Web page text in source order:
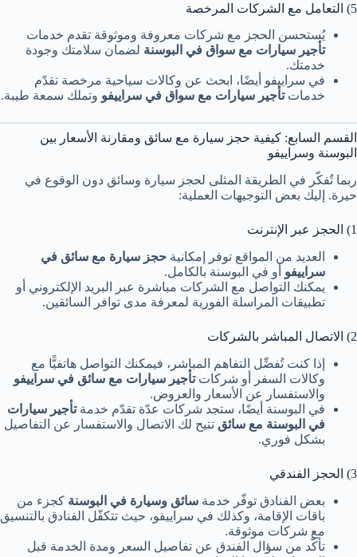
5) التعامل مع الشركات المرخصة
يُستحسن الحجز مع شركات معروفة وموثوقة تقدم خدمات
تأجير سيارات مع سواق في البوسنة لضمان سلامتك وجودة
خدمتك.
في سراييفو أيضًا، ابحث عن وكالات سياحية مرخصة تقدّم
خدماتتأجير سيارات مع سواق في سراييفو وتملك سمعة طيبة.
القسم السابع: كيفية حجز سيارة مع سائق ومقارنة الأسعار بين
البوسنة وسراييفو
ربما تُفكّر في الطريقة المثلى لحجز سيارة وسائق دون الوقوع في
حيرة. إليك بعض التوجيهات العملية:
1) الحجز عبر الإنترنت
العديد من المواقع توفر إمكانية حجز سيارة مع سائق في
سراييفو أو في البوسنة بالكامل.
يمكنك التواصل مع الشركات مباشرة عبر البريد الإلكتروني أو
تطبيقات المراسلة الفورية لمعرفة مدى توافر السائقين.
2) الاتصال المباشر بالشركات
إذا كنت تُفضِّل التفاهم المباشر، فيمكنك التواصل هاتفيًّا مع
وكالات السفر أو شركاتتأجير سيارات مع سائق في سراييفو
والاستفسار عن الأسعار والعروض.
في البوسنة أيضًا، ستجد شركات عدّة تقدّم خدمةتأجير سيارات
في البوسنة مع سائق تتيح لك الاتصال والاستفسار عن التفاصيل
بشكل فوري.
3) الحجز الفندقي
بعض الفنادق توفّر خدمة سائق وسيارة في البوسنة كجزء من
باقات الإقامة، وكذلك في سراييفو، حيث تتكفّل الفنادق بالتنسيق
مع شركات موثوقة.
تأكّد من سؤال الفندق عن تفاصيل السعر ومدة الخدمة قبل